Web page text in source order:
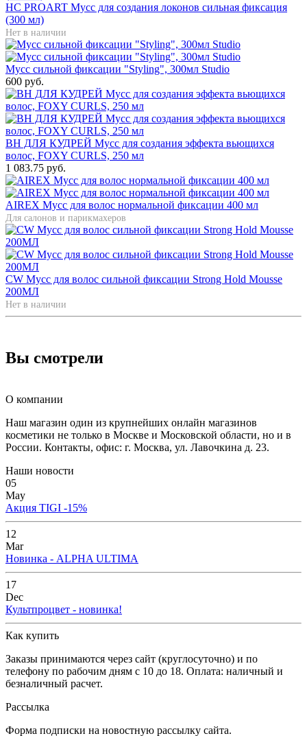
HC PROART Мусс для создания локонов сильная фиксация
(300 мл)
Нет в наличии
Мусс cильной фиксации "Styling", 300мл Studio
600 руб.
BH ДЛЯ КУДРЕЙ Мусс для создания эффекта вьющихся
волос, FOXY CURLS, 250 мл
1 083.75 руб.
AIREX Мусс для волос нормальной фиксации 400 мл
Для салонов и парикмахеров
CW Мусс для волос сильной фиксации Strong Hold Mousse
200МЛ
Нет в наличии
Вы смотрели
О компании
Наш магазин один из крупнейших онлайн магазинов
косметики не только в Москве и Московской области, но и в
России. Контакты, офис: г. Москва, ул. Лавочкина д. 23.
Наши новости
05
May
Акция TIGI -15%
12
Mar
Новинка - ALPHA ULTIMA
17
Dec
Культпроцвет - новинка!
Как купить
Заказы принимаются через сайт (круглосуточно) и по
телефону по рабочим дням с 10 до 18. Оплата: наличный и
безналичный расчет.
Рассылка
Форма подписки на новостную рассылку сайта.